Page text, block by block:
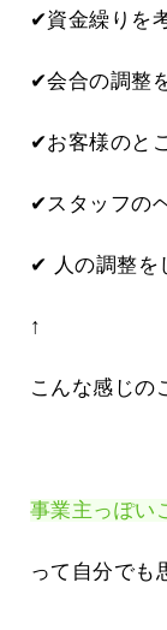
✔資金繰りを
✔会合の調整
✔お客様のと
✔スタッフの
✔ 人の調整を
↑
こんな感じの
事業主っぽい
って自分でも